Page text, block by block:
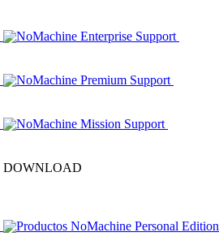
NoMachine Enterprise Support
NoMachine Premium Support
NoMachine Mission Support
DOWNLOAD
Productos NoMachine Personal Edition